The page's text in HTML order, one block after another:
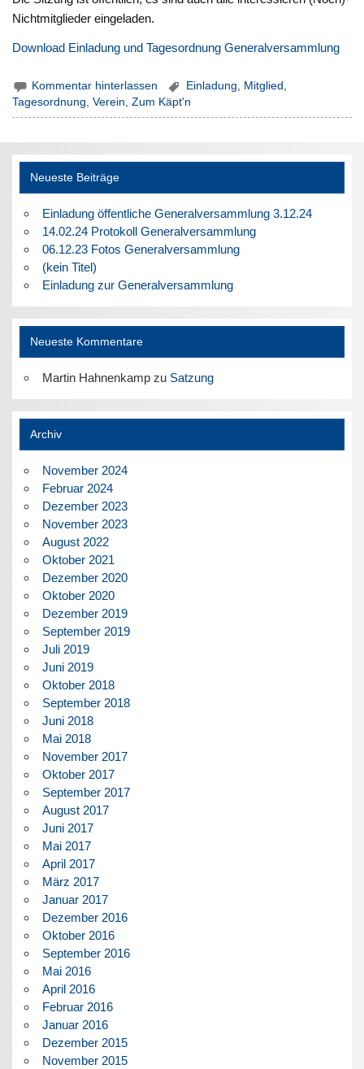
Nichtmitglieder eingeladen.
Download Einladung und Tagesordnung Generalversammlung
Kommentar hinterlassen Einladung Mitglied
Tagesordnung,Verein,Zum Käpt'n
Neueste Beiträge
Einladung öffentliche Generalversammlung 3.12.24
14.02.24 Protokoll Generalversammlung
06.12.23 Fotos Generalversammlung
(kein Titel)
Einladung zur Generalversammlung
Neueste Kommentare
Martin Hahnenkampzu Satzung
Archiv
November 2024
Februar 2024
Dezember 2023
November 2023
August 2022
Oktober 2021
Dezember 2020
Oktober 2020
Dezember 2019
September 2019
Juli 2019
Juni 2019
Oktober 2018
September 2018
Juni 2018
Mai 2018
November 2017
Oktober 2017
September 2017
August 2017
Juni 2017
Mai 2017
April 2017
März 2017
Januar 2017
Dezember 2016
Oktober 2016
September 2016
Mai 2016
April 2016
Februar 2016
Januar 2016
Dezember 2015
November 2015